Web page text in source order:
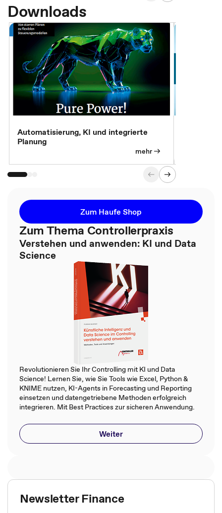
Downloads
Automatisierung, KI und integrierte
Planung
mehr
Zum Haufe Shop
Zum Thema Controllerpraxis
Verstehen und anwenden: KI und Data
Science
Revolutionieren Sie Ihr Controlling mit KI und Data
Science! Lernen Sie, wie Sie Tools wie Excel, Python &
KNIME nutzen, KI-Agents in Forecasting und Reporting
einsetzen und datengetriebene Methoden erfolgreich
integrieren. Mit Best Practices zur sicheren Anwendung.
Weiter
Newsletter Finance